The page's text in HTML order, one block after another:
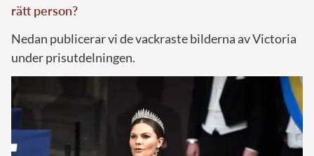
rätt person?
Nedan publicerar vi de vackraste bilderna av Victoria
under prisutdelningen.